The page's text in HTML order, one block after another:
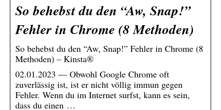
So behebst du den “Aw, Snap!”
Fehler in Chrome (8 Methoden)
So behebst du den “Aw, Snap!” Fehler in Chrome (8
Methoden) – Kinsta®
02.01.2023 — Obwohl Google Chrome oft
zuverlässig ist, ist er nicht völlig immun gegen
Fehler. Wenn du im Internet surfst, kann es sein,
dass du einen …